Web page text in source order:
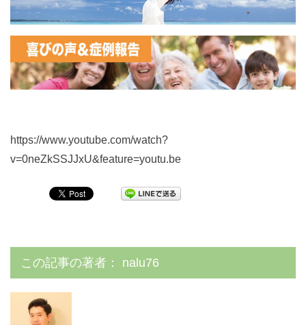
https://www.youtube.com/watch?
v=0neZkSSJJxU&feature=youtu.be
この記事の著者： nalu76